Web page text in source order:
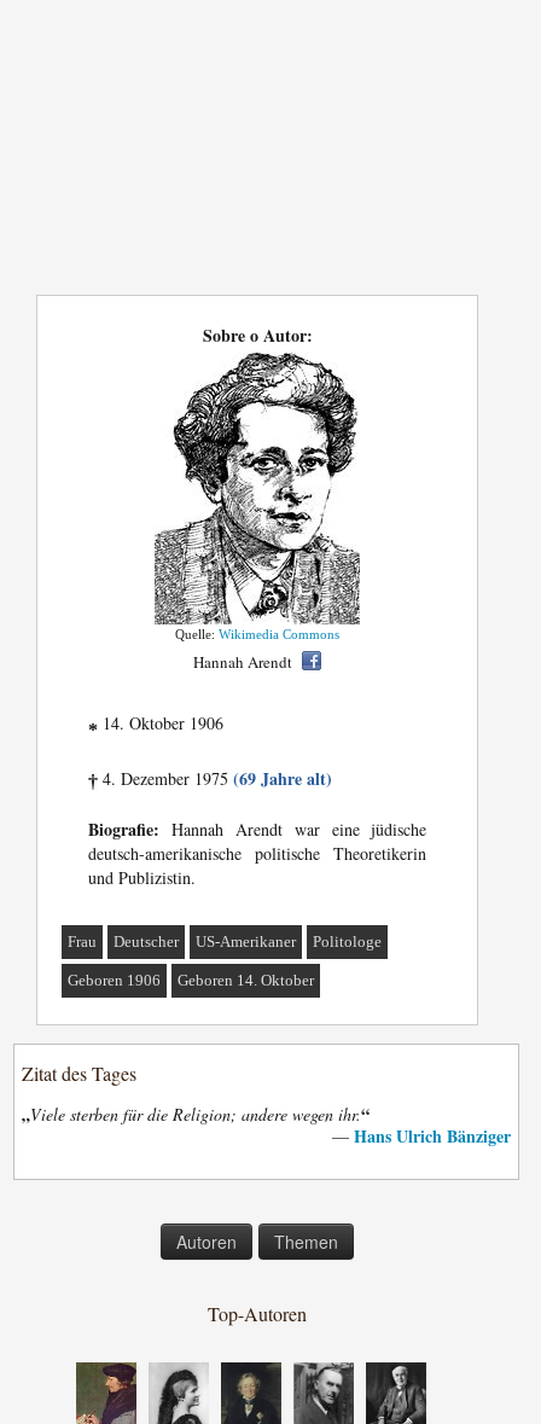
Sobre o Autor:
Quelle:Wikimedia Commons
Hannah Arendt
* 14. Oktober 1906
† 4. Dezember 1975(69 Jahre alt)
Biografie: Hannah Arendt war eine jüdische
deutsch-amerikanische politische Theoretikerin
und Publizistin.
Frau Deutscher US-Amerikaner Politologe
Geboren 1906 Geboren 14. Oktober
Zitat des Tages
„Viele sterben für die Religion; andere wegen ihr.“
— Hans Ulrich Bänziger
Autoren Themen
Top-Autoren